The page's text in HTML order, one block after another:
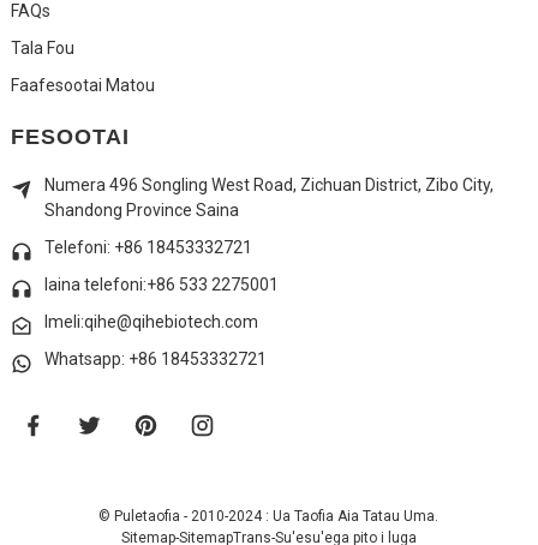
FAQs
Tala Fou
Faafesootai Matou
FESOOTAI
Numera 496 Songling West Road, Zichuan District, Zibo City,
Shandong Province Saina
Telefoni: +86 18453332721
laina telefoni:+86 533 2275001
Imeli:qihe@qihebiotech.com
Whatsapp: +86 18453332721
© Puletaofia - 2010-2024 : Ua Taofia Aia Tatau Uma.
Sitemap-SitemapTrans-Su'esu'ega pito i luga